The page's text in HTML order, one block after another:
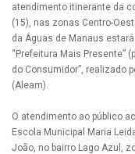
atendimento itinerante da
(15), nas zonas Centro-
da Águas de Manaus
“Prefeitura Mais Presente”
do Consumidor”, realizado
(Aleam).
O atendimento ao público
Escola Municipal Maria
João, no bairro Lago Azul,